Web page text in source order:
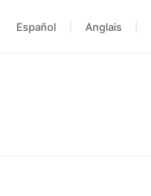
Anglais
Español